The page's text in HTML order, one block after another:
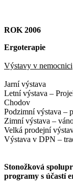
ROK 2006
Ergoterapie
Výstavy v nemocnici
Jarní výstava
Letní výstava –
Chodov
Podzimní výstava –
Zimní výstava –
Velká prodejní
Výstava v DPN –
Stonožková
programy s účastí